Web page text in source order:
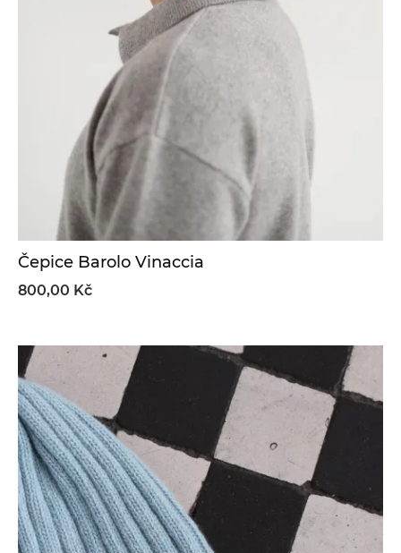
Čepice Barolo Vinaccia
800,00 Kč